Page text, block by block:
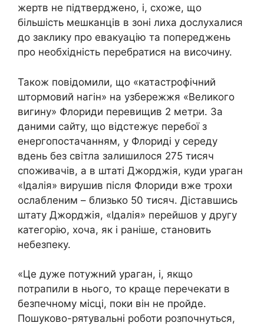
жертв не підтверджено, і, схоже, що
більшість мешканців в зоні лиха дослухалися
до заклику про евакуацію та попереджень
про необхідність перебратися на височину.
Також повідомили, що «катастрофічний
штормовий нагін» на узбережжя «Великого
вигину» Флориди перевищив 2 метри. За
даними сайту, що відстежує перебої з
енергопостачанням, у Флориді у середу
вдень без світла залишилося 275 тисяч
споживачів, а в штаті Джорджія, куди ураган
«Ідалія» вирушив після Флориди вже трохи
ослабленим – близько 50 тисяч. Діставшись
штату Джорджія, «Ідалія» перейшов у другу
категорію, хоча, як і раніше, становить
небезпеку.
«Це дуже потужний ураган, і, якщо
потрапили в нього, то краще перечекати в
безпечному місці, поки він не пройде.
Пошуково-рятувальні роботи розпочнуться,